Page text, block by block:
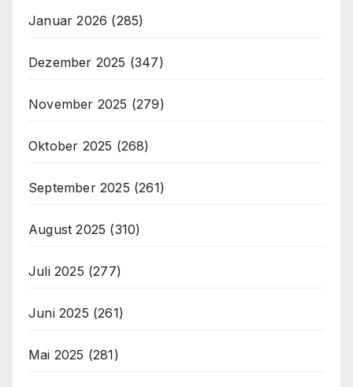
Januar 2026 (285)
Dezember 2025 (347)
November 2025 (279)
Oktober 2025 (268)
September 2025 (261)
August 2025 (310)
Juli 2025 (277)
Juni 2025 (261)
Mai 2025 (281)